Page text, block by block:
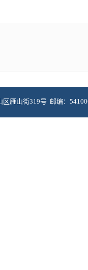
山区雁山街319号 邮